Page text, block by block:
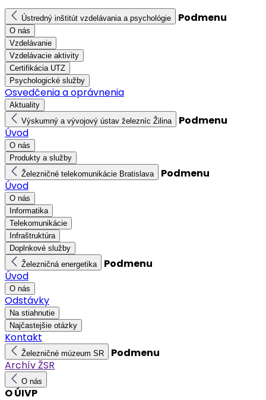
Ústredný inštitút vzdelávania a psychológie Podmenu
O nás
Vzdelávanie
Vzdelávacie aktivity
Certifikácia UTZ
Psychologické služby
Osvedčenia a oprávnenia
Aktuality
Výskumný a vývojový ústav železníc Žilina
Podmenu
Úvod
O nás
Produkty a služby
Železničné telekomunikácie Bratislava
Podmenu
Úvod
O nás
Informatika
Telekomunikácie
Infraštruktúra
Doplnkové služby
Železničná energetika
Podmenu
Úvod
O nás
Odstávky
Na stiahnutie
Najčastejšie otázky
Kontakt
Železničné múzeum SR
Podmenu
Archív ŽSR
O nás
O ÚIVP